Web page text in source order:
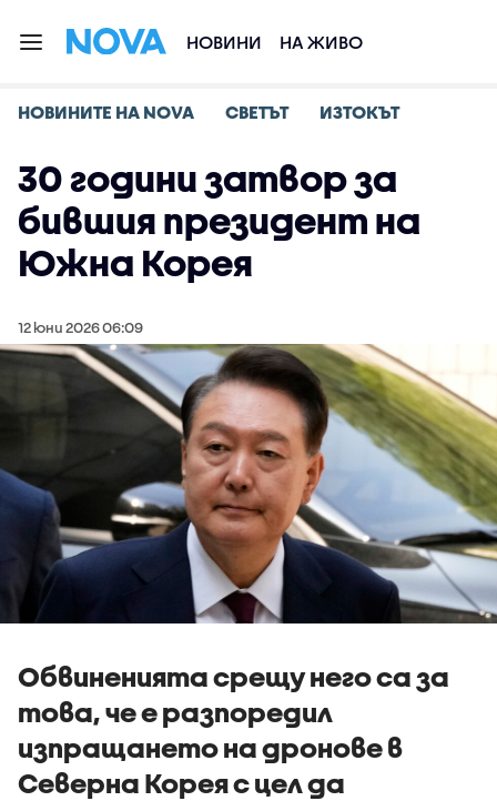
НОВИНИ НА ЖИВО
НОВИНИТЕ НА NOVA СВЕТЪТ ИЗТОКЪТ
30 години затвор за
бившия президент на
Южна Корея
12 юни 2026 06:09
Обвиненията срещу него са за
това, че е разпоредил
изпращането на дронове в
Северна Корея с цел да